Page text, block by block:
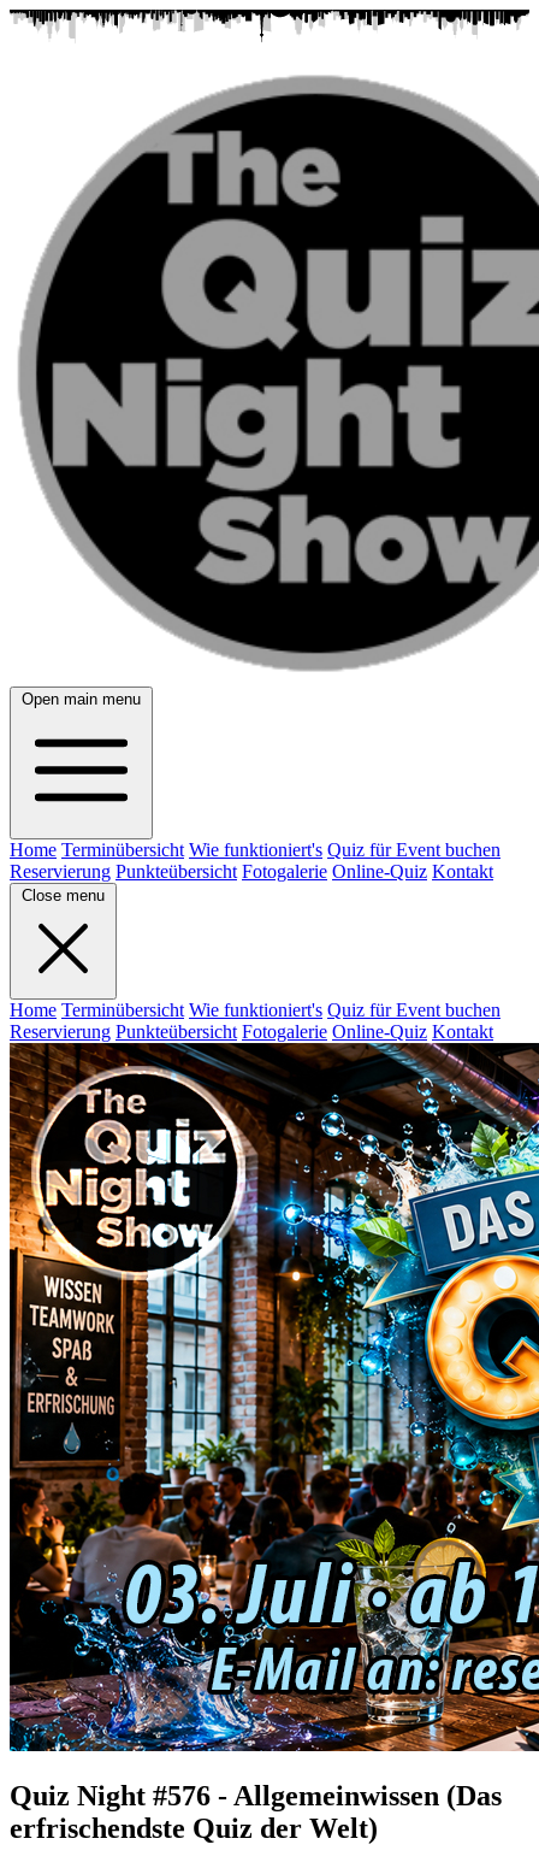
Open main menu
Home Terminübersicht Wie funktioniert's Quiz für Event buchen
Reservierung Punkteübersicht Fotogalerie Online-Quiz Kontakt
Close menu
Home Terminübersicht Wie funktioniert's Quiz für Event buchen
Reservierung Punkteübersicht Fotogalerie Online-Quiz Kontakt
Quiz Night #576 - Allgemeinwissen (Das
erfrischendste Quiz der Welt)